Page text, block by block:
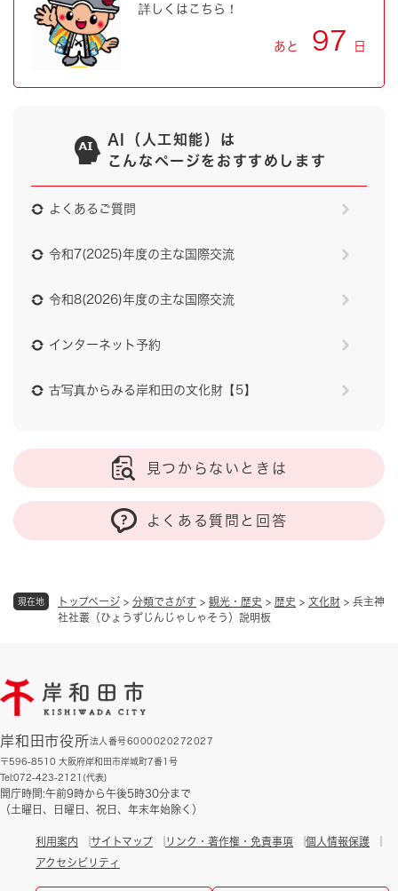
現在地 トップページ > 分類でさがす > 観光・歴史 > 歴史 > 文化財 > 兵主神
社社叢（ひょうずじんじゃしゃそう）説明板
詳しくはこちら！
あと 97 日
AI（人工知能）は
こんなページをおすすめします
よくあるご質問
令和7(2025)年度の主な国際交流
令和8(2026)年度の主な国際交流
インターネット予約
古写真からみる岸和田の文化財【5】
見つからないときは
よくある質問と回答
岸和田市役所法人番号6000020272027
〒596-8510 大阪府岸和田市岸城町7番1号
Tel:072-423-2121(代表)
開庁時間:午前9時から午後5時30分まで
（土曜日、日曜日、祝日、年末年始除く）
利用案内 サイトマップ リンク・著作権・免責事項
個人情報保護
アクセシビリティ